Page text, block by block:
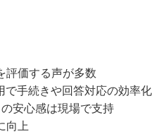
評価する声が多数
で手続きや回答対応の効率化
安心感は現場で支持
向上